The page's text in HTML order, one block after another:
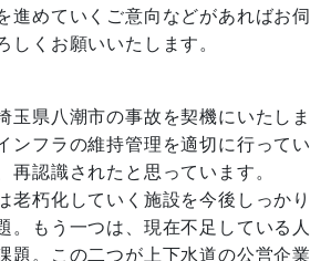
進めていくご意向などがあればお伺
しくお願いいたします。
県八潮市の事故を契機にいたしま
ンフラの維持管理を適切に行ってい
再認識されたと思っています。
朽化していく施設を今後しっかり
。もう一つは、現在不足している人
題。この二つが上下水道の公営企業